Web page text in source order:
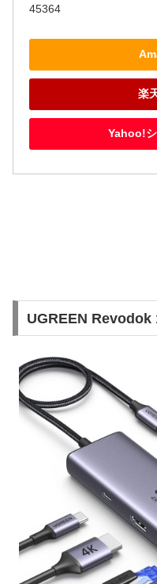
45364
楽
Yahoo!
UGREEN Revodok